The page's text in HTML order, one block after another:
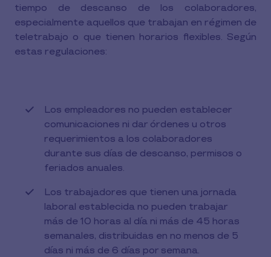
tiempo de descanso de los colaboradores,
especialmente aquellos que trabajan en régimen de
teletrabajo o que tienen horarios flexibles. Según
estas regulaciones:
Los empleadores no pueden establecer
comunicaciones ni dar órdenes u otros
requerimientos a los colaboradores
durante sus días de descanso, permisos o
feriados anuales.
Los trabajadores que tienen una jornada
laboral establecida no pueden trabajar
más de 10 horas al día ni más de 45 horas
semanales, distribuidas en no menos de 5
días ni más de 6 días por semana.